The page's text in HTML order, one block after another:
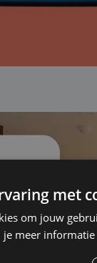
met
om jouw
je meer